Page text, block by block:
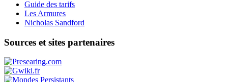
Guide des tarifs
Les Armures
Nicholas Sandford
Sources et sites partenaires